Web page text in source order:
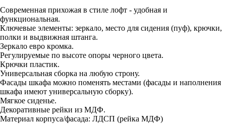
Современная прихожая в стиле лофт - удобная и
функциональная.
Ключевые элементы: зеркало, место для сидения (пуф), крючки,
полки и выдвижная штанга.
Зеркало евро кромка.
Регулируемые по высоте опоры черного цвета.
Крючки пластик.
Универсальная сборка на любую строну.
Фасады шкафа можно поменять местами (фасады и наполнения
шкафа имеют универсальную сборку).
Мягкое сиденье.
Декоративные рейки из МДФ.
Материал корпуса/фасада: ЛДСП (рейка МДФ)